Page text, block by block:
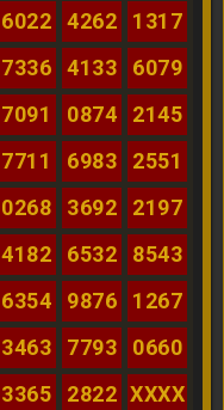
6022 4262
1317
7336 4133
6079
7091 0874
2145
7711 6983
2551
0268 3692
2197
4182 6532
8543
6354 9876
1267
3463 7793
0660
3365 2822 XXXX